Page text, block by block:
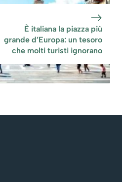
È italiana la piazza più
grande d’Europa: un tesoro
che molti turisti ignorano